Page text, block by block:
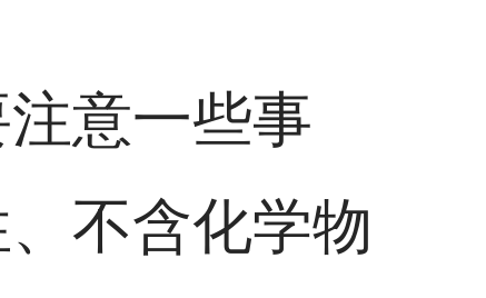
意一些事
不含化学物